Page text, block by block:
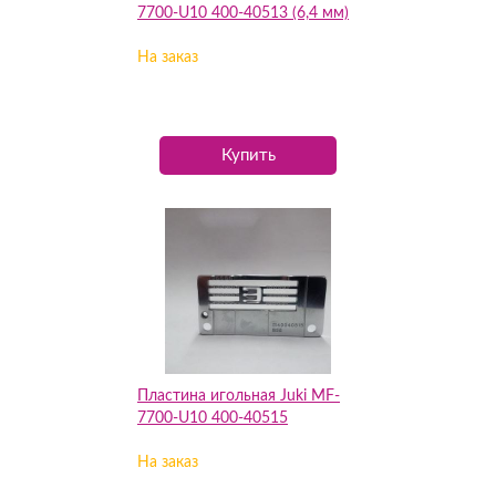
7700-U10 400-40513 (6,4 мм)
На заказ
Купить
Пластина игольная Juki MF-
7700-U10 400-40515
На заказ